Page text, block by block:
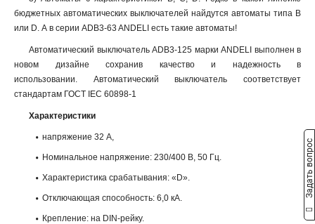
бюджетных автоматических выключателей найдутся автоматы типа B
или D. А в серии ADB3-63 ANDELI есть такие автоматы!
Автоматический выключатель ADB3-125 марки ANDELI выполнен в
новом дизайне сохранив качество и надежность в
использовании. Автоматический выключатель соответствует
стандартам ГОСТ IEC 60898-1
Характеристики
напряжение 32 А,
Номинальное напряжение: 230/400 В, 50 Гц.
Характеристика срабатывания: «D».
Отключающая способность: 6,0 кА.
Крепление: на DIN-рейку.
Задать вопрос